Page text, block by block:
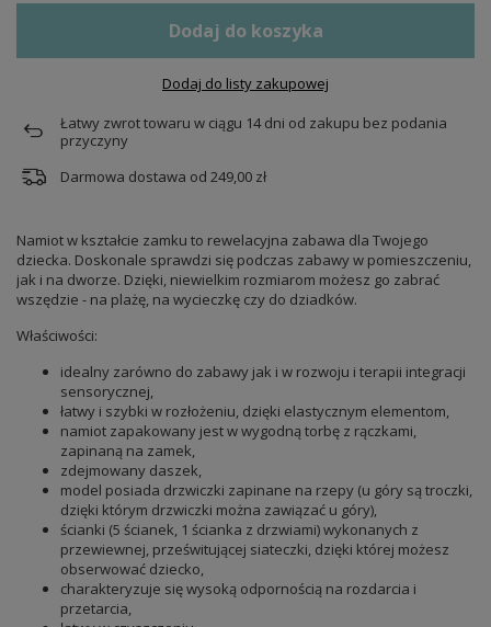
Dodaj do koszyka
Dodaj do listy zakupowej
Łatwy zwrot towaru w ciągu 14dni od zakupu bez podania
przyczyny
Darmowa dostawa od 249,00 zł
Namiot w kształcie zamku to rewelacyjna zabawa dla Twojego
dziecka. Doskonale sprawdzi się podczas zabawy w pomieszczeniu,
jak i na dworze. Dzięki, niewielkim rozmiarom możesz go zabrać
wszędzie - na plażę, na wycieczkę czy do dziadków.
Właściwości:
idealny zarówno do zabawy jak i w rozwoju i terapii integracji
sensorycznej,
łatwy i szybki w rozłożeniu, dzięki elastycznym elementom,
namiot zapakowany jest w wygodną torbę z rączkami,
zapinaną na zamek,
zdejmowany daszek,
model posiada drzwiczki zapinane na rzepy (u góry są troczki,
dzięki którym drzwiczki można zawiązać u góry),
ścianki (5 ścianek, 1 ścianka z drzwiami) wykonanych z
przewiewnej, prześwitującej siateczki, dzięki której możesz
obserwować dziecko,
charakteryzuje się wysoką odpornością na rozdarcia i
przetarcia,